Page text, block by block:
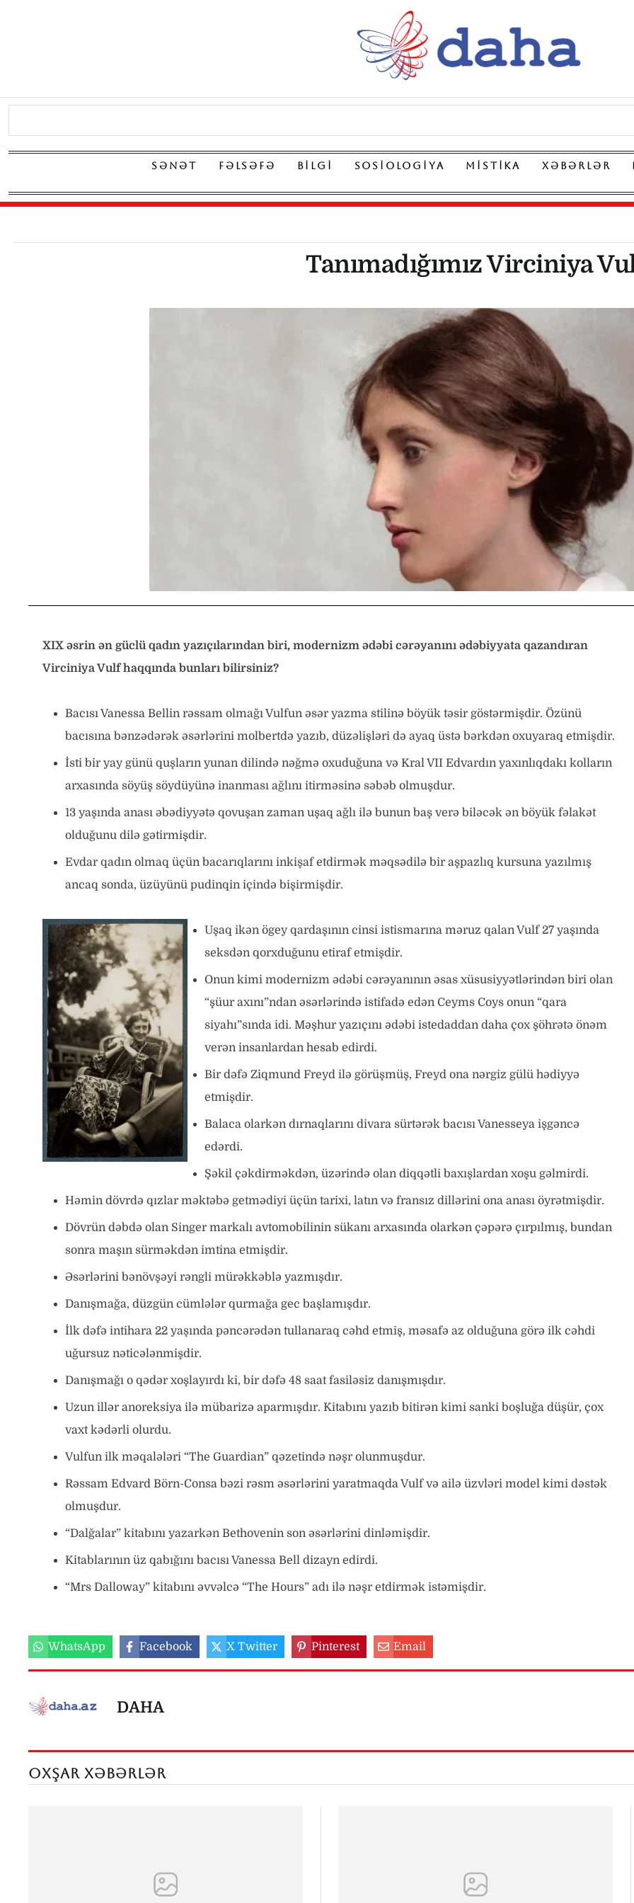
SƏNƏT FƏLSƏFƏ BILGI SOSIOLOGIYA MISTIKA XƏBƏRLƏR
Tanımadığımız Virciniya
XIX əsrin ən güclü qadın yazıçılarından biri, modernizm ədəbi cərəyanını ədəbiyyata qazandıran
Virciniya Vulf haqqında bunları bilirsiniz?
Bacısı Vanessa Bellin rəssam olmağı Vulfun əsər yazma stilinə böyük təsir göstərmişdir. Özünü
bacısına bənzədərək əsərlərini molbertdə yazıb, düzəlişləri də ayaq üstə bərkdən oxuyaraq etmişdir.
İsti bir yay günü quşların yunan dilində nəğmə oxuduğuna və Kral VII Edvardın yaxınlıqdakı kolların
arxasında söyüş söydüyünə inanması ağlını itirməsinə səbəb olmuşdur.
13 yaşında anası əbədiyyətə qovuşan zaman uşaq ağlı ilə bunun baş verə biləcək ən böyük fəlakət
olduğunu dilə gətirmişdir.
Evdar qadın olmaq üçün bacarıqlarını inkişaf etdirmək məqsədilə bir aşpazlıq kursuna yazılmış
ancaq sonda, üzüyünü pudinqin içində bişirmişdir.
Uşaq ikən ögey qardaşının cinsi istismarına məruz qalan Vulf 27 yaşında
seksdən qorxduğunu etiraf etmişdir.
Onun kimi modernizm ədəbi cərəyanının əsas xüsusiyyətlərindən biri olan
“şüur axını”ndan əsərlərində istifadə edən Ceyms Coys onun “qara
siyahı”sında idi. Məşhur yazıçını ədəbi istedaddan daha çox şöhrətə önəm
verən insanlardan hesab edirdi.
Bir dəfə Ziqmund Freyd ilə görüşmüş, Freyd ona nərgiz gülü hədiyyə
etmişdir.
Balaca olarkən dırnaqlarını divara sürtərək bacısı Vanesseya işgəncə
edərdi.
Şəkil çəkdirməkdən, üzərində olan diqqətli baxışlardan xoşu gəlmirdi.
Həmin dövrdə qızlar məktəbə getmədiyi üçün tarixi, latın və fransız dillərini ona anası öyrətmişdir.
Dövrün dəbdə olan Singer markalı avtomobilinin sükanı arxasında olarkən çəpərə çırpılmış, bundan
sonra maşın sürməkdən imtina etmişdir.
Əsərlərini bənövşəyi rəngli mürəkkəblə yazmışdır.
Danışmağa, düzgün cümlələr qurmağa gec başlamışdır.
İlk dəfə intihara 22 yaşında pəncərədən tullanaraq cəhd etmiş, məsafə az olduğuna görə ilk cəhdi
uğursuz nəticələnmişdir.
Danışmağı o qədər xoşlayırdı ki, bir dəfə 48 saat fasiləsiz danışmışdır.
Uzun illər anoreksiya ilə mübarizə aparmışdır. Kitabını yazıb bitirən kimi sanki boşluğa düşür, çox
vaxt kədərli olurdu.
Vulfun ilk məqalələri “The Guardian” qəzetində nəşr olunmuşdur.
Rəssam Edvard Börn-Consa bəzi rəsm əsərlərini yaratmaqda Vulf və ailə üzvləri model kimi dəstək
olmuşdur.
“Dalğalar” kitabını yazarkən Bethovenin son əsərlərini dinləmişdir.
Kitablarının üz qabığını bacısı Vanessa Bell dizayn edirdi.
“Mrs Dalloway” kitabını əvvəlcə “The Hours” adı ilə nəşr etdirmək istəmişdir.
WhatsApp Facebook X Twitter Pinterest Email
DAHA
OXŞAR XƏBƏRLƏR